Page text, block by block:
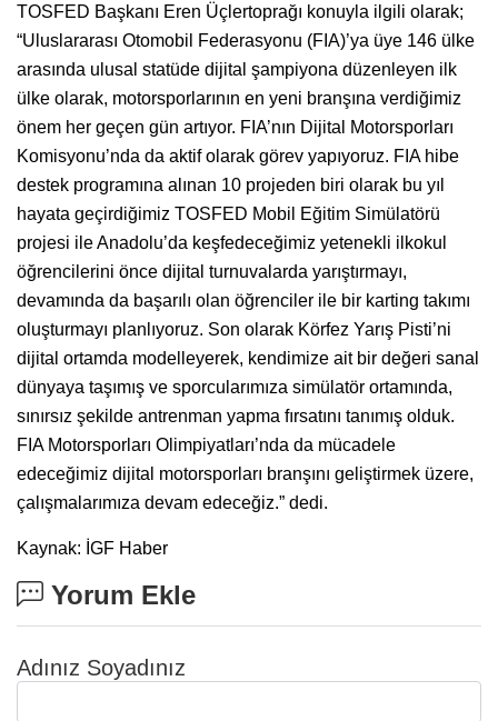
TOSFED Başkanı Eren Üçlertoprağı konuyla ilgili olarak;
“Uluslararası Otomobil Federasyonu (FIA)’ya üye 146 ülke
arasında ulusal statüde dijital şampiyona düzenleyen ilk
ülke olarak, motorsporlarının en yeni branşına verdiğimiz
önem her geçen gün artıyor. FIA’nın Dijital Motorsporları
Komisyonu’nda da aktif olarak görev yapıyoruz. FIA hibe
destek programına alınan 10 projeden biri olarak bu yıl
hayata geçirdiğimiz TOSFED Mobil Eğitim Simülatörü
projesi ile Anadolu’da keşfedeceğimiz yetenekli ilkokul
öğrencilerini önce dijital turnuvalarda yarıştırmayı,
devamında da başarılı olan öğrenciler ile bir karting takımı
oluşturmayı planlıyoruz. Son olarak Körfez Yarış Pisti’ni
dijital ortamda modelleyerek, kendimize ait bir değeri sanal
dünyaya taşımış ve sporcularımıza simülatör ortamında,
sınırsız şekilde antrenman yapma fırsatını tanımış olduk.
FIA Motorsporları Olimpiyatları’nda da mücadele
edeceğimiz dijital motorsporları branşını geliştirmek üzere,
çalışmalarımıza devam edeceğiz.” dedi.
Kaynak: İGF Haber
Yorum Ekle
Adınız Soyadınız